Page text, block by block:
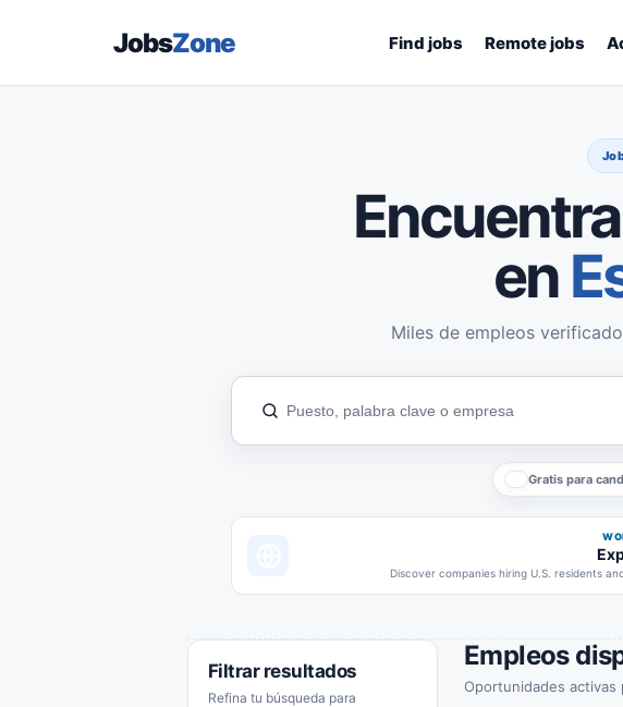
JobsZone Find jobs Remote jobs
en
Miles de empleos
Gratis para
Discover companies hiring U.S. residents
Filtrar resultados
Refina tu búsqueda para
Empleos
Oportunidades activas